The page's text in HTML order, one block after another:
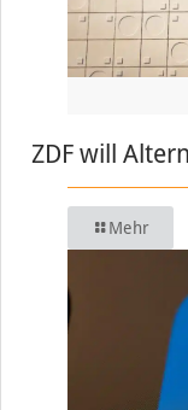
ZDF will
Mehr